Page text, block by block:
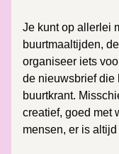
Je kunt op allerlei
buurtmaaltijden,
organiseer iets
de nieuwsbrief die
buurtkrant.
creatief, goed met
mensen, er is